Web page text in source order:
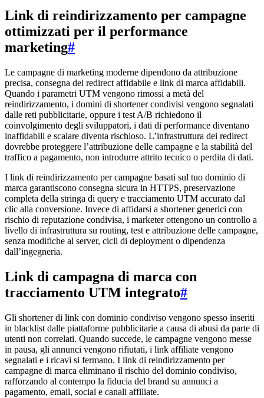
Link di reindirizzamento per campagne
ottimizzati per il performance
marketing#
Le campagne di marketing moderne dipendono da attribuzione
precisa, consegna dei redirect affidabile e link di marca affidabili.
Quando i parametri UTM vengono rimossi a metà del
reindirizzamento, i domini di shortener condivisi vengono segnalati
dalle reti pubblicitarie, oppure i test A/B richiedono il
coinvolgimento degli sviluppatori, i dati di performance diventano
inaffidabili e scalare diventa rischioso. L’infrastruttura dei redirect
dovrebbe proteggere l’attribuzione delle campagne e la stabilità del
traffico a pagamento, non introdurre attrito tecnico o perdita di dati.
I link di reindirizzamento per campagne basati sul tuo dominio di
marca garantiscono consegna sicura in HTTPS, preservazione
completa della stringa di query e tracciamento UTM accurato dal
clic alla conversione. Invece di affidarsi a shortener generici con
rischio di reputazione condivisa, i marketer ottengono un controllo a
livello di infrastruttura su routing, test e attribuzione delle campagne,
senza modifiche al server, cicli di deployment o dipendenza
dall’ingegneria.
Link di campagna di marca con
tracciamento UTM integrato#
Gli shortener di link con dominio condiviso vengono spesso inseriti
in blacklist dalle piattaforme pubblicitarie a causa di abusi da parte di
utenti non correlati. Quando succede, le campagne vengono messe
in pausa, gli annunci vengono rifiutati, i link affiliate vengono
segnalati e i ricavi si fermano. I link di reindirizzamento per
campagne di marca eliminano il rischio del dominio condiviso,
rafforzando al contempo la fiducia del brand su annunci a
pagamento, email, social e canali affiliate.